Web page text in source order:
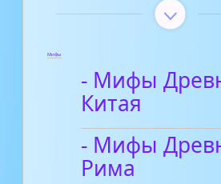
Мифы
- Мифы
Китая
- Мифы
Рима